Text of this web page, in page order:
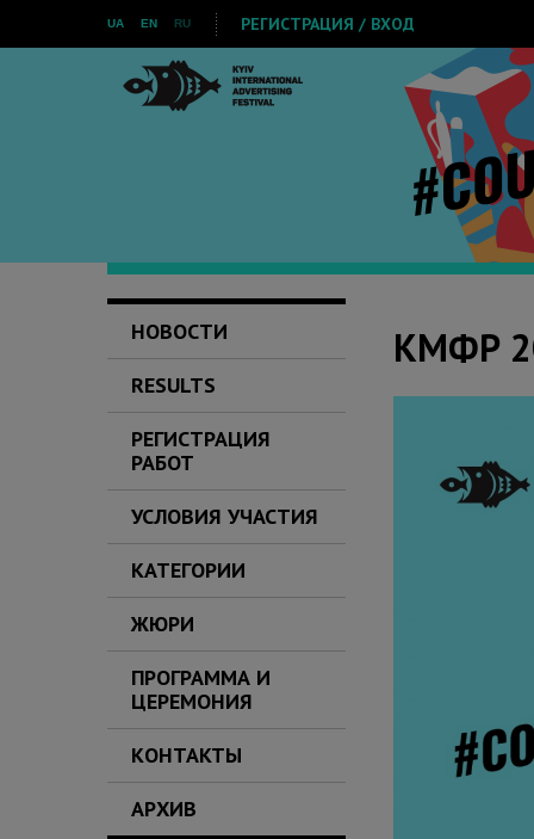
UA EN RU РЕГИСТРАЦИЯ / ВХОД
НОВОСТИ
RESULTS
РЕГИСТРАЦИЯ
РАБОТ
УСЛОВИЯ УЧАСТИЯ
КАТЕГОРИИ
ЖЮРИ
ПРОГРАММА И
ЦЕРЕМОНИЯ
КОНТАКТЫ
АРХИВ
КМФР